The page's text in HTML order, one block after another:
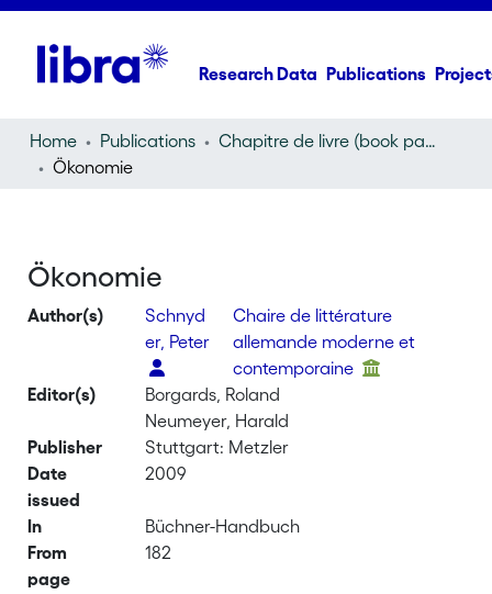
Research Data Publications
Home Publications
Chapitre de livre (book part)
Ökonomie
Ökonomie
Author(s)
Schnyd
er, Peter
Chaire de littérature
allemande moderne et
contemporaine
Editor(s)
Borgards, Roland
Neumeyer, Harald
Publisher
Stuttgart: Metzler
Date
issued
2009
In
Büchner-Handbuch
From
page
182